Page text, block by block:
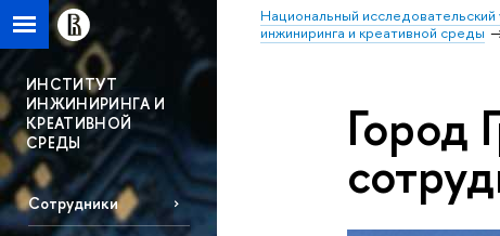
Национальный
инжиниринга и креативной среды
ИНСТИТУТ
ИНЖИНИРИНГА И
КРЕАТИВНОЙ
СРЕДЫ
Сотрудники
Город